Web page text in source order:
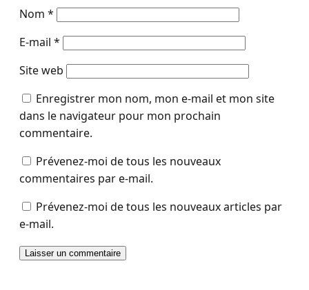
Nom *
E-mail *
Site web
Enregistrer mon nom, mon e-mail et mon site
dans le navigateur pour mon prochain
commentaire.
Prévenez-moi de tous les nouveaux
commentaires par e-mail.
Prévenez-moi de tous les nouveaux articles par
e-mail.